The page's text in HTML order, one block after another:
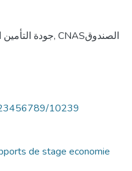
جودة, CNASالصندوق
10239
de stage economie